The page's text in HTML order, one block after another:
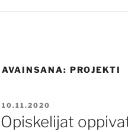
AVAINSANA: PROJEKTI
JULKAISTU
10.11.2020
Opiskelijat